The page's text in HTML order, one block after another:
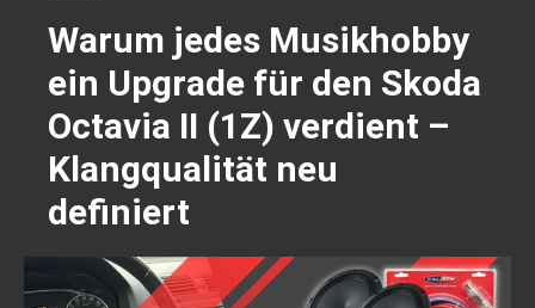
Warum jedes Musikhobby
ein Upgrade für den Skoda
Octavia II (1Z) verdient –
Klangqualität neu
definiert